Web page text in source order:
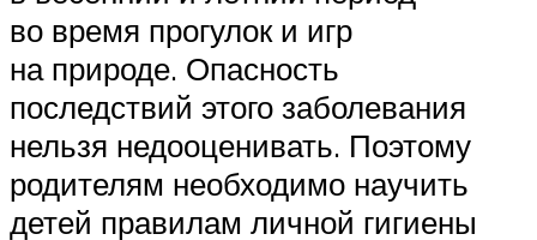
во время прогулок и игр
на природе. Опасность
последствий этого заболевания
нельзя недооценивать. Поэтому
родителям необходимо научить
детей правилам личной гигиены